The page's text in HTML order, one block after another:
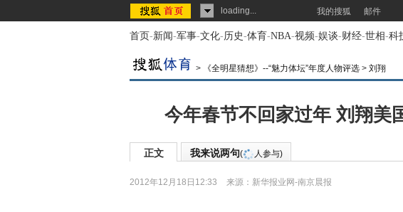
loading... 我的搜狐 邮件
首页-新闻-军事-文化-历史-体育-NBA-视频-娱谈-财经-世相-科
> 《全明星猜想》--“魅力体坛”年度人物评选 > 刘翔
今年春节不回家过年 刘翔美
正文 我来说两句( 人参与)
2012年12月18日12:33 来源： 新华报业网-南京晨报